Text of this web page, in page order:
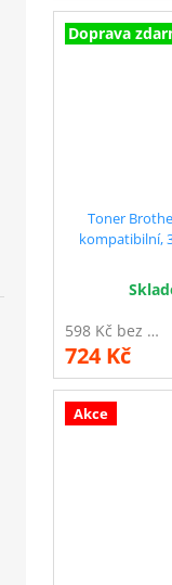
Doprava
Toner
kompatibilní,
598 Kč bez DPH
724 Kč
Akce